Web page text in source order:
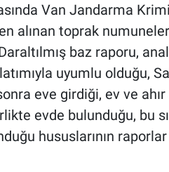
Van Jandarma
alınan toprak
baz raporu,
uyumlu olduğu,
eve girdiği, ev ve
evde bulunduğu, bu
hususlarının